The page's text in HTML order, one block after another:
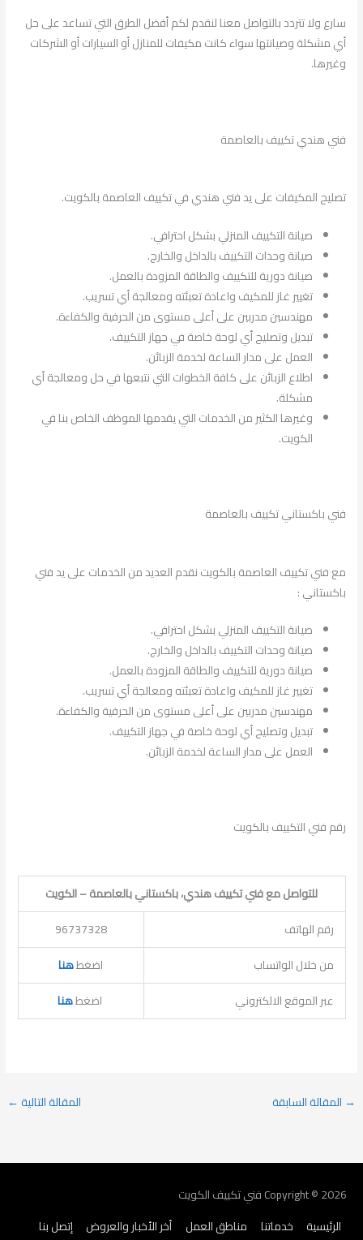
سارع ولا تتردد بالتواصل معنا لنقدم لكم أفضل الطرق التي تساعد على حل
أي مشكلة وصيانتها سواء كانت مكيفات للمنازل أو السيارات أو الشركات
وغيرها.
فني هندي تكييف بالعاصمة
تصليح المكيفات على يد فني هندي في تكييف العاصمة بالكويت.
صيانة التكييف المنزلي بشكل احترافي.
صيانة وحدات التكييف بالداخل والخارج.
صيانة دورية للتكييف والطاقة المزودة بالعمل.
تغيير غاز للمكيف واعادة تعبئته ومعالجة أي تسريب.
مهندسين مدربين على أعلى مستوى من الحرفية والكفاءة.
تبديل وتصليح أي لوحة خاصة في جهاز التكييف.
العمل على مدار الساعة لخدمة الزبائن.
اطلاع الزبائن على كافة الخطوات التي نتبعها في حل ومعالجة أي
مشكلة.
وغيرها الكثير من الخدمات التي يقدمها الموظف الخاص بنا في
الكويت.
فني باكستاني تكييف بالعاصمة
مع فني تكييف العاصمة بالكويت نقدم العديد من الخدمات على يد فني
باكستاني :
صيانة التكييف المنزلي بشكل احترافي.
صيانة وحدات التكييف بالداخل والخارج.
صيانة دورية للتكييف والطاقة المزودة بالعمل.
تغيير غاز للمكيف واعادة تعبئته ومعالجة أي تسريب.
مهندسين مدربين على أعلى مستوى من الحرفية والكفاءة.
تبديل وتصليح أي لوحة خاصة في جهاز التكييف.
العمل على مدار الساعة لخدمة الزبائن.
رقم فني التكييف بالكويت
للتواصل مع فني تكييف هندي، باكستاني بالعاصمة – الكويت
رقم الهاتف
96737328
من خلال الواتساب
اضغطهنا
عبر الموقع الالكتروني
اضغطهنا
→ المقالة السابقة المقالة التالية←
Copyright © 2026فني تكييف الكويت
الرئيسية
خدماتنا مناطق العمل أخر الأخبار والعروض إتصل بنا